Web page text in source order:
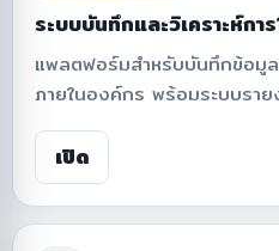
ระบบบันทึกและวิเคราะห์กา
แพลตฟอร์มสำหรับบันทึกข้อมู
ภายในองค์กร พร้อมระบบรา
เทียบการใช้งานรายวัน รายเ
การกรองข้อมูลตามเส้นทาง
เช่น จำนวนผู้โดยสารรวม จำน
วัน และวันที่มีผู้ใช้บริการสูงสุด
เปิด